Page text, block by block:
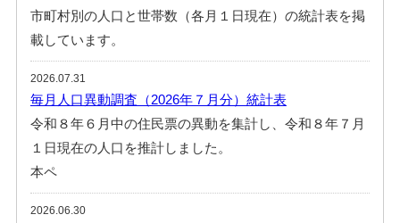
市町村別の人口と世帯数（各月１日現在）の統計表を掲
載しています。
2026.07.31
毎月人口異動調査（2026年７月分）統計表
令和８年６月中の住民票の異動を集計し、令和８年７月
１日現在の人口を推計しました。
本ペ
2026.06.30